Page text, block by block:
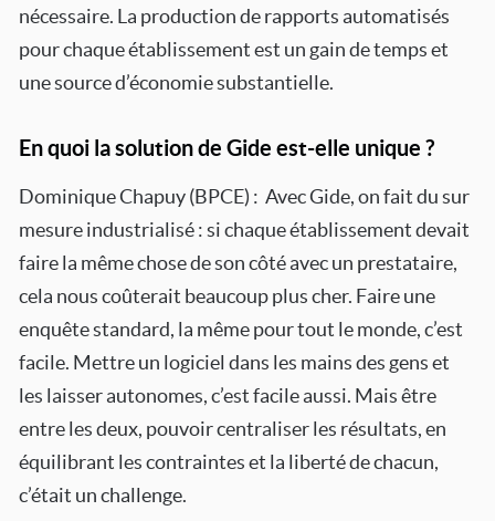
nécessaire. La production de rapports automatisés
pour chaque établissement est un gain de temps et
une source d’économie substantielle.
En quoi la solution de Gide est-elle unique ?
Dominique Chapuy (BPCE) : Avec Gide, on fait du sur
mesure industrialisé : si chaque établissement devait
faire la même chose de son côté avec un prestataire,
cela nous coûterait beaucoup plus cher. Faire une
enquête standard, la même pour tout le monde, c’est
facile. Mettre un logiciel dans les mains des gens et
les laisser autonomes, c’est facile aussi. Mais être
entre les deux, pouvoir centraliser les résultats, en
équilibrant les contraintes et la liberté de chacun,
c’était un challenge.